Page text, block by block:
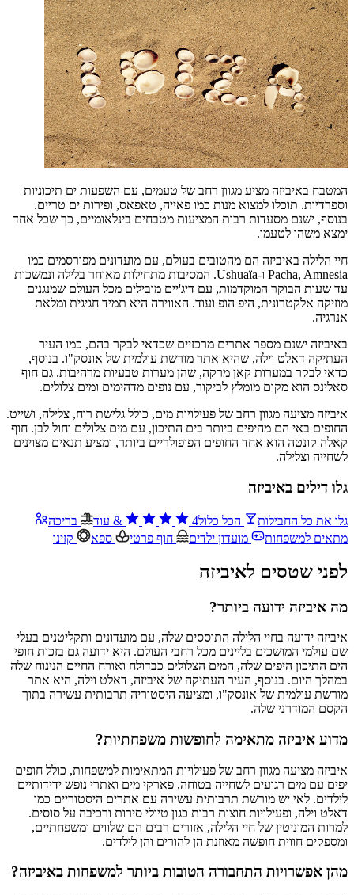
המטבח באיביזה מציע מגוון רחב של טעמים, עם השפעות ים תיכוניות
וספרדיות. תוכלו למצוא מנות כמו פאייה, טאפאס, ופירות ים טריים.
בנוסף, ישנם מסעדות רבות המציעות מטבחים בינלאומיים, כך שכל אחד
ימצא משהו לטעמו.
חיי הלילה באיביזה הם מהטובים בעולם, עם מועדונים מפורסמים כמו
Pacha, Amnesia ו-Ushuaïa. המסיבות מתחילות מאוחר בלילה ונמשכות
עד שעות הבוקר המוקדמות, עם דיג'יים מובילים מכל העולם שמנגנים
מוזיקה אלקטרונית, היפ הופ ועוד. האווירה היא תמיד חגיגית ומלאת
אנרגיה.
באיביזה ישנם מספר אתרים מרכזיים שכדאי לבקר בהם, כמו העיר
העתיקה דאלט וילה, שהיא אתר מורשת עולמית של אונסק"ו. בנוסף,
כדאי לבקר במערות קאן מרקה, שהן מערות טבעיות מרהיבות. גם חוף
סאלינס הוא מקום מומלץ לביקור, עם נופים מדהימים ומים צלולים.
איביזה מציעה מגוון רחב של פעילויות מים, כולל גלישת רוח, צלילה, ושייט.
החופים באי הם מהיפים ביותר בים התיכון, עם מים צלולים וחול לבן. חוף
קאלה קונטה הוא אחד החופים הפופולריים ביותר, ומציע תנאים מצוינים
לשחייה וצלילה.
גלו דילים באיביזה
גלו את כל החבילות הכל כלול4
& עוד
בריכה
מתאים למשפחות
מועדון ילדים חוף פרטי ספא קזינו
לפני שטסים לאיביזה
מה איביזה ידועה ביותר?
איביזה ידועה בחיי הלילה התוססים שלה, עם מועדונים ותקליטנים בעלי
שם עולמי המושכים בליינים מכל רחבי העולם. היא ידועה גם בזכות חופי
הים התיכון היפים שלה, המים הצלולים כבדולח ואורח החיים הנינוח שלה
במהלך היום. בנוסף, העיר העתיקה של איביזה, דאלט וילה, היא אתר
מורשת עולמית של אונסק"ו, ומציעה היסטוריה תרבותית עשירה בתוך
הקסם המודרני שלה.
מדוע איביזה מתאימה לחופשות משפחתיות?
איביזה מציעה מגוון רחב של פעילויות המתאימות למשפחות, כולל חופים
יפים עם מים רגועים לשחייה בטוחה, פארקי מים ואתרי נופש ידידותיים
לילדים. לאי יש מורשת תרבותית עשירה עם אתרים היסטוריים כמו
דאלט וילה, ופעילויות חוצות רבות כגון טיולי סירות ורכיבה על סוסים.
למרות המוניטין של חיי הלילה, אזורים רבים הם שלווים ומשפחתיים,
ומספקים חווית חופשה מאוזנת הן להורים והן לילדים.
מהן אפשרויות התחבורה הטובות ביותר למשפחות באיביזה?